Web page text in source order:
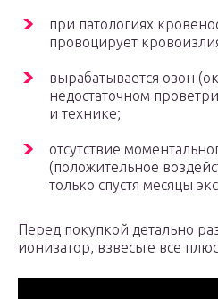
при патологиях
провоцирует
вырабатывается озон
недостаточном
и технике;
отсутствие
(положительное
только спустя месяцы
Перед покупкой детально
ионизатор, взвесьте все